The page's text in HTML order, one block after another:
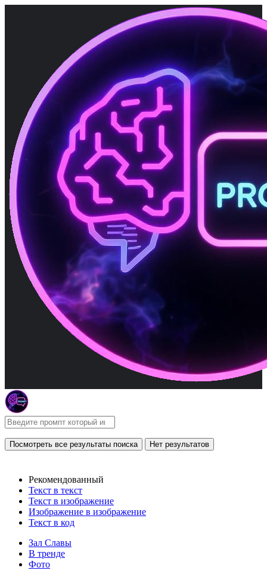
Посмотреть все результаты поиска Нет результатов
Рекомендованный
Текст в текст
Текст в изображение
Изображение в изображение
Текст в код
Зал Славы
В тренде
Фото